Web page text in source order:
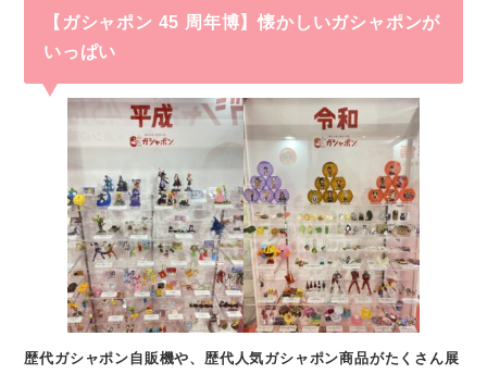
【ガシャポン 45 周年博】懐かしいガシャポンが
いっぱい
歴代ガシャポン自販機や、歴代人気ガシャポン商品がたくさん展